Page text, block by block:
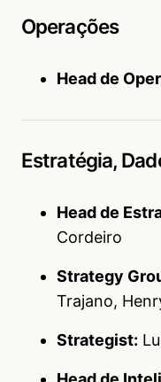
Operações
Head de
Estratégia,
Head de
Cordeiro
Strategy
Trajano,
Strategist: